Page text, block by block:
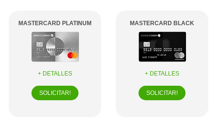
MASTERCARD PLATINUM
+ DETALLES
SOLICITAR!
MASTERCARD BLACK
+ DETALLES
SOLICITAR!